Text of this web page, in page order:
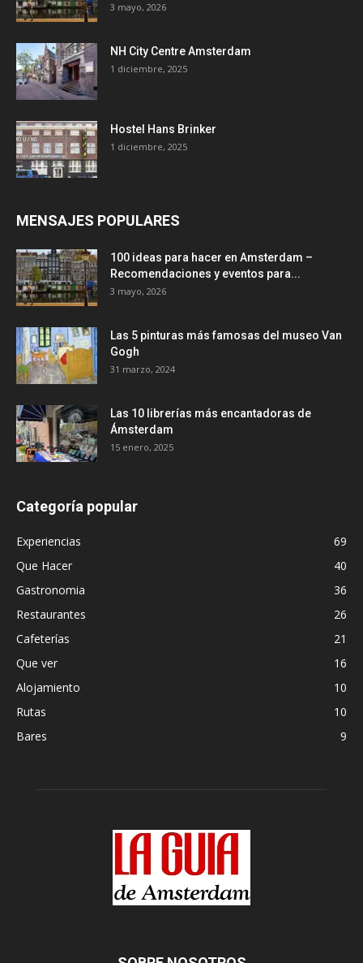
3 mayo, 2026
NH City Centre Amsterdam
1 diciembre, 2025
Hostel Hans Brinker
1 diciembre, 2025
MENSAJES POPULARES
100 ideas para hacer en Amsterdam –
Recomendaciones y eventos para...
3 mayo, 2026
Las 5 pinturas más famosas del museo Van
Gogh
31 marzo, 2024
Las 10 librerías más encantadoras de
Ámsterdam
15 enero, 2025
Categoría popular
Experiencias
69
Que Hacer
40
Gastronomia
36
Restaurantes
26
Cafeterías
21
Que ver
16
Alojamiento
10
Rutas
10
Bares
9